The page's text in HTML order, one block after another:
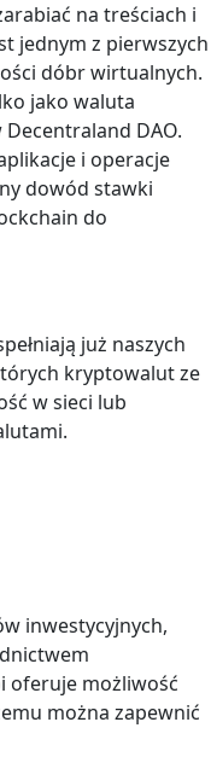
na treściach i
jednym z pierwszych
dóbr wirtualnych.
jako waluta
DAO.
i operacje
dowód stawki
do
już naszych
kryptowalut ze
w sieci lub
inwestycyjnych,
oferuje możliwość
można zapewnić